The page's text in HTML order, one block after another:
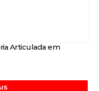
Articulada em